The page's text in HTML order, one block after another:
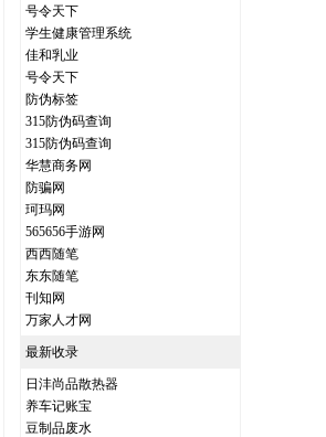
号令天下
学生健康管理系统
佳和乳业
号令天下
防伪标签
315防伪码查询
315防伪码查询
华慧商务网
防骗网
珂玛网
565656手游网
西西随笔
东东随笔
刊知网
万家人才网
最新收录
日沣尚品散热器
养车记账宝
豆制品废水